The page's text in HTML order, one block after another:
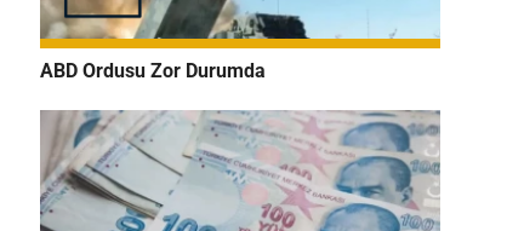
ABD Ordusu Zor Durumda